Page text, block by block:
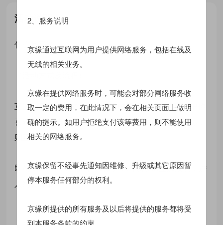
活动说明
什么是互选
互选大厅页面将展示所有报名的嘉宾资料，你可以把你
喜欢的嘉宾选为心仪对象，当你选的人同时也选了你，
则互选成功。
即A选择了B，B同时也选择了A，代表AB互选成功，进
入约会环节。
2、服务说明
京缘通过互联网为用户提供网络服务，包括在线及
无线的相关业务。
京缘在提供网络服务时，可能会对部分网络服务收
取一定的费用，在此情况下，会在相关页面上做明
确的提示。如用户拒绝支付该等费用，则不能使用
相关的网络服务。
京缘保留不经事先通知因维修、升级或其它原因暂
停本服务任何部分的权利。
京缘所提供的所有服务及以后将提供的服务都将受
到本服务条款的约束。